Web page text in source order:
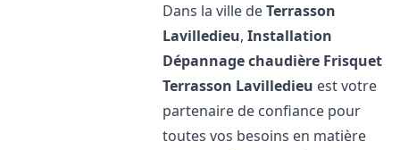
Dans la ville deTerrasson
Lavilledieu,Installation
Dépannage chaudière Frisquet
Terrasson Lavilledieu est votre
partenaire de confiance pour
toutes vos besoins en matière